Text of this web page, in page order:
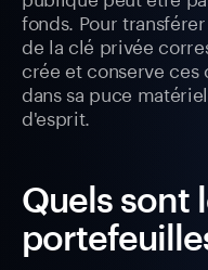
fonds. Pour
de la clé privée
crée et conserve
dans sa puce
d'esprit.
Quels sont